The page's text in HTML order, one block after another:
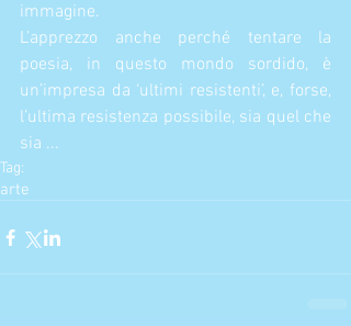
immagine.
L’apprezzo anche perché tentare la
poesia, in questo mondo sordido, è
un’impresa da ‘ultimi resistenti’, e, forse,
l’ultima resistenza possibile, sia quel che
sia ...
Tag:
arte